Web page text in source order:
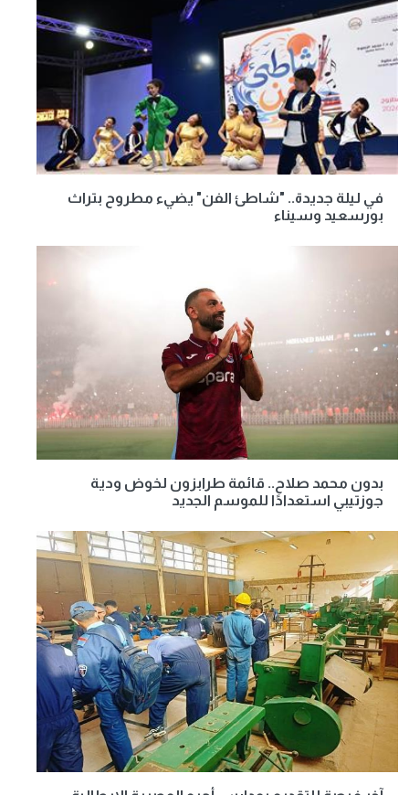
في ليلة جديدة.. "شاطئ الفن" يضيء مطروح بتراث
بورسعيد وسيناء
بدون محمد صلاح.. قائمة طرابزون لخوض ودية
جوزتيبي استعدادًا للموسم الجديد